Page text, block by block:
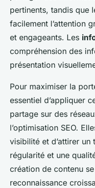
pertinents, tandis que
facilement l’attention
et engageants. Les
compréhension des
présentation
Pour maximiser la
essentiel d’appliquer
partage sur des
l’optimisation SEO.
visibilité et d’attirer
régularité et une
création de contenu
reconnaissance